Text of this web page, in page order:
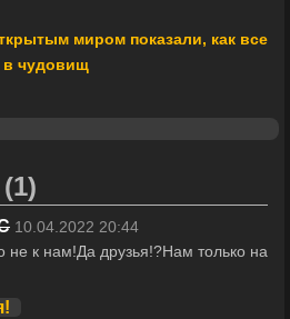
миром показали, как все
в чудовищ
(1)
10.04.2022 20:44
не к нам!Да друзья!?Нам только на